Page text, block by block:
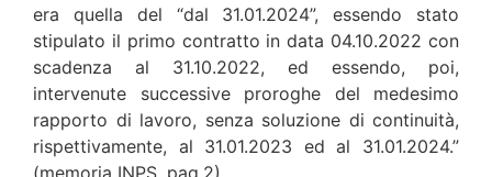
era quella del “dal 31.01.2024”, essendo stato
stipulato il primo contratto in data 04.10.2022 con
scadenza al 31.10.2022, ed essendo, poi,
intervenute successive proroghe del medesimo
rapporto di lavoro, senza soluzione di continuità,
rispettivamente, al 31.01.2023 ed al 31.01.2024.”
(memoria INPS, pag.2).